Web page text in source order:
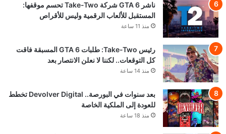
ناشر GTA 6 شركة Take-Two تحسم موقفها:
المستقبل للألعاب الرقمية وليس للأقراص
منذ 11 ساعة
رئيس Take-Two: طلبات GTA 6 المسبقة فاقت
كل التوقعات.. لكننا لا نعلن الانتصار بعد
منذ 14 ساعة
بعد سنوات في البورصة.. Devolver Digital تخطط
للعودة إلى الملكية الخاصة
منذ 18 ساعة